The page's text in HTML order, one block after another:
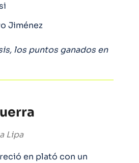
Jiménez
los puntos ganados en
Lipa
en plató con un